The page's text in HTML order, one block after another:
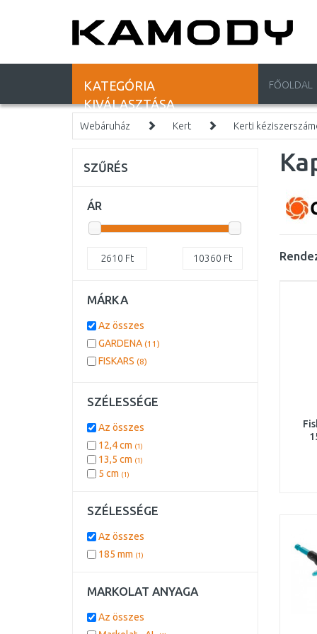
KATEGÓRIA
KIVÁLASZTÁSA
FŐOLDAL
Webáruház Kert Kerti
SZŰRÉS
ÁR
2610 Ft 10360 Ft
MÁRKA
Az összes
GARDENA (11)
FISKARS (8)
SZÉLESSÉGE
Az összes
12,4 cm (1)
13,5 cm (1)
5 cm (1)
SZÉLESSÉGE
Az összes
185 mm (1)
MARKOLAT ANYAGA
Az összes